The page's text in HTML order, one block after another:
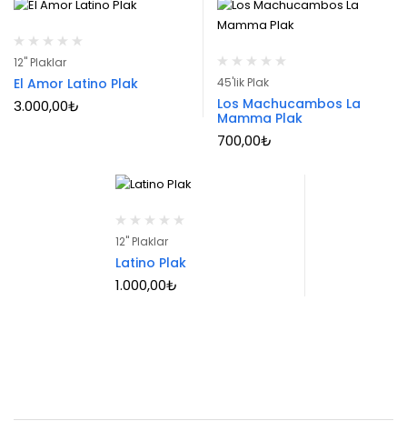
12" Plaklar
El Amor Latino Plak
3.000,00₺
45'lik Plak
Los Machucambos La
Mamma Plak
700,00₺
12" Plaklar
Latino Plak
1.000,00₺